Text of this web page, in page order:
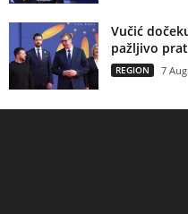
Vučić
pažljivo
REGION 7